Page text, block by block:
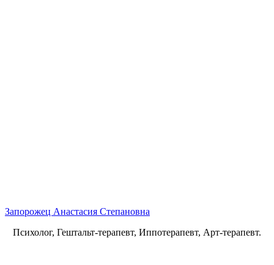
Запорожец Анастасия Степановна
Психолог, Гештальт-терапевт, Иппотерапевт, Арт-терапевт.